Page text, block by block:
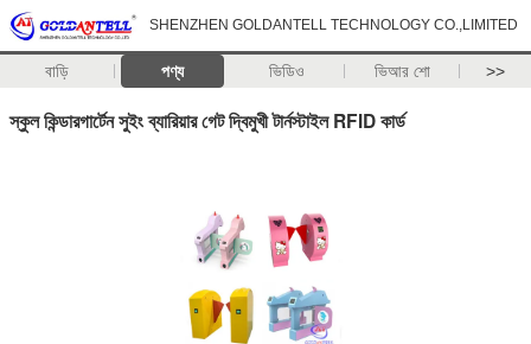
SHENZHEN GOLDANTELL TECHNOLOGY CO.,LIMITED
বাড়ি পণ্য ভিডিও ভিআর শো >>
স্কুল কিন্ডারগার্টেন সুইং ব্যারিয়ার গেট দ্বিমুখী টার্নস্টাইল RFID কার্ড